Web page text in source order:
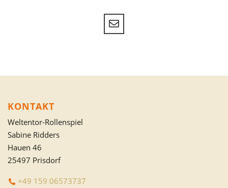
KONTAKT
Weltentor-Rollenspiel
Sabine Ridders
Hauen 46
25497 Prisdorf
+49 159 06573737